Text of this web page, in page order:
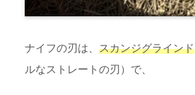
ナイフの刃は、 スカンジグラインド
ルなストレートの刃）で、